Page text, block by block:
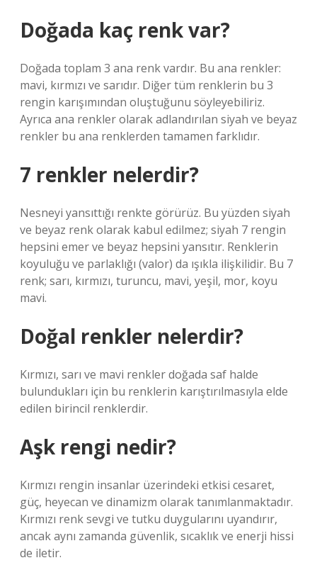
Doğada kaç renk var?
Doğada toplam 3 ana renk vardır. Bu ana renkler:
mavi, kırmızı ve sarıdır. Diğer tüm renklerin bu 3
rengin karışımından oluştuğunu söyleyebiliriz.
Ayrıca ana renkler olarak adlandırılan siyah ve beyaz
renkler bu ana renklerden tamamen farklıdır.
7 renkler nelerdir?
Nesneyi yansıttığı renkte görürüz. Bu yüzden siyah
ve beyaz renk olarak kabul edilmez; siyah 7 rengin
hepsini emer ve beyaz hepsini yansıtır. Renklerin
koyuluğu ve parlaklığı (valor) da ışıkla ilişkilidir. Bu 7
renk; sarı, kırmızı, turuncu, mavi, yeşil, mor, koyu
mavi.
Doğal renkler nelerdir?
Kırmızı, sarı ve mavi renkler doğada saf halde
bulundukları için bu renklerin karıştırılmasıyla elde
edilen birincil renklerdir.
Aşk rengi nedir?
Kırmızı rengin insanlar üzerindeki etkisi cesaret,
güç, heyecan ve dinamizm olarak tanımlanmaktadır.
Kırmızı renk sevgi ve tutku duygularını uyandırır,
ancak aynı zamanda güvenlik, sıcaklık ve enerji hissi
de iletir.